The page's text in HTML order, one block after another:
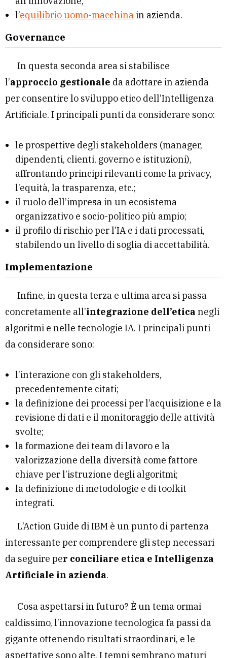
l’equilibrio uomo-macchinain azienda.
Governance
In questa seconda area si stabilisce
l’approccio gestionale da adottare in azienda
per consentire lo sviluppo etico dell’Intelligenza
Artificiale. I principali punti da considerare sono:
le prospettive degli stakeholders (manager,
dipendenti, clienti, governo e istituzioni),
affrontando principi rilevanti come la privacy,
l’equità, la trasparenza, etc.;
il ruolo dell’impresa in un ecosistema
organizzativo e socio-politico più ampio;
il profilo di rischio per l’IA e i dati processati,
stabilendo un livello di soglia di accettabilità.
Implementazione
Infine, in questa terza e ultima area si passa
concretamente all’integrazione dell’etica negli
algoritmi e nelle tecnologie IA. I principali punti
da considerare sono:
l’interazione con gli stakeholders,
precedentemente citati;
la definizione dei processi per l’acquisizione e la
revisione di dati e il monitoraggio delle attività
svolte;
la formazione dei team di lavoro e la
valorizzazione della diversità come fattore
chiave per l’istruzione degli algoritmi;
la definizione di metodologie e di toolkit
integrati.
L’Action Guide di IBM è un punto di partenza
interessante per comprendere gli step necessari
da seguire per conciliare etica e Intelligenza
Artificiale in azienda.
Cosa aspettarsi in futuro? È un tema ormai
caldissimo, l’innovazione tecnologica fa passi da
gigante ottenendo risultati straordinari, e le
aspettative sono alte. I tempi sembrano maturi